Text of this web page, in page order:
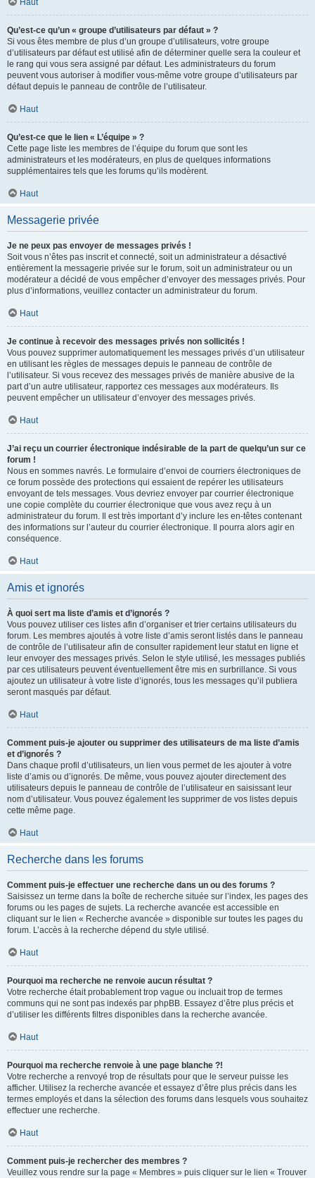
Haut
Qu’est-ce qu’un « groupe d’utilisateurs par défaut » ?
Si vous êtes membre de plus d’un groupe d’utilisateurs, votre groupe
d’utilisateurs par défaut est utilisé afin de déterminer quelle sera la couleur et
le rang qui vous sera assigné par défaut. Les administrateurs du forum
peuvent vous autoriser à modifier vous-même votre groupe d’utilisateurs par
défaut depuis le panneau de contrôle de l’utilisateur.
Haut
Qu’est-ce que le lien « L’équipe » ?
Cette page liste les membres de l’équipe du forum que sont les
administrateurs et les modérateurs, en plus de quelques informations
supplémentaires tels que les forums qu’ils modèrent.
Haut
Messagerie privée
Je ne peux pas envoyer de messages privés !
Soit vous n’êtes pas inscrit et connecté, soit un administrateur a désactivé
entièrement la messagerie privée sur le forum, soit un administrateur ou un
modérateur a décidé de vous empêcher d’envoyer des messages privés. Pour
plus d’informations, veuillez contacter un administrateur du forum.
Haut
Je continue à recevoir des messages privés non sollicités !
Vous pouvez supprimer automatiquement les messages privés d’un utilisateur
en utilisant les règles de messages depuis le panneau de contrôle de
l’utilisateur. Si vous recevez des messages privés de manière abusive de la
part d’un autre utilisateur, rapportez ces messages aux modérateurs. Ils
peuvent empêcher un utilisateur d’envoyer des messages privés.
Haut
J’ai reçu un courrier électronique indésirable de la part de quelqu’un sur ce
forum !
Nous en sommes navrés. Le formulaire d’envoi de courriers électroniques de
ce forum possède des protections qui essaient de repérer les utilisateurs
envoyant de tels messages. Vous devriez envoyer par courrier électronique
une copie complète du courrier électronique que vous avez reçu à un
administrateur du forum. Il est très important d’y inclure les en-têtes contenant
des informations sur l’auteur du courrier électronique. Il pourra alors agir en
conséquence.
Haut
Amis et ignorés
À quoi sert ma liste d’amis et d’ignorés ?
Vous pouvez utiliser ces listes afin d’organiser et trier certains utilisateurs du
forum. Les membres ajoutés à votre liste d’amis seront listés dans le panneau
de contrôle de l’utilisateur afin de consulter rapidement leur statut en ligne et
leur envoyer des messages privés. Selon le style utilisé, les messages publiés
par ces utilisateurs peuvent éventuellement être mis en surbrillance. Si vous
ajoutez un utilisateur à votre liste d’ignorés, tous les messages qu’il publiera
seront masqués par défaut.
Haut
Comment puis-je ajouter ou supprimer des utilisateurs de ma liste d’amis
et d’ignorés ?
Dans chaque profil d’utilisateurs, un lien vous permet de les ajouter à votre
liste d’amis ou d’ignorés. De même, vous pouvez ajouter directement des
utilisateurs depuis le panneau de contrôle de l’utilisateur en saisissant leur
nom d’utilisateur. Vous pouvez également les supprimer de vos listes depuis
cette même page.
Haut
Recherche dans les forums
Comment puis-je effectuer une recherche dans un ou des forums ?
Saisissez un terme dans la boîte de recherche située sur l’index, les pages des
forums ou les pages de sujets. La recherche avancée est accessible en
cliquant sur le lien « Recherche avancée » disponible sur toutes les pages du
forum. L’accès à la recherche dépend du style utilisé.
Haut
Pourquoi ma recherche ne renvoie aucun résultat ?
Votre recherche était probablement trop vague ou incluait trop de termes
communs qui ne sont pas indexés par phpBB. Essayez d’être plus précis et
d’utiliser les différents filtres disponibles dans la recherche avancée.
Haut
Pourquoi ma recherche renvoie à une page blanche ?!
Votre recherche a renvoyé trop de résultats pour que le serveur puisse les
afficher. Utilisez la recherche avancée et essayez d’être plus précis dans les
termes employés et dans la sélection des forums dans lesquels vous souhaitez
effectuer une recherche.
Haut
Comment puis-je rechercher des membres ?
Veuillez vous rendre sur la page « Membres » puis cliquer sur le lien « Trouver